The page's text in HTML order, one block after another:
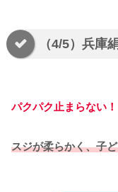
（4/5）兵庫
パクパク止まらない！
スジが柔らかく、子